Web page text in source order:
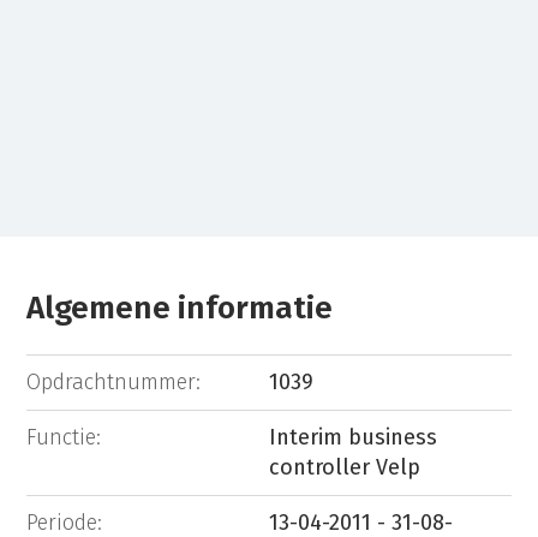
Algemene informatie
Opdrachtnummer: 1039
Functie:
Interim business
controller Velp
Periode:
13-04-2011 - 31-08-